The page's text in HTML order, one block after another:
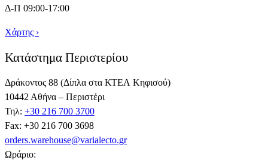
Δ-Π 09:00-17:00
Χάρτης ›
Κατάστημα Περιστερίου
Δράκοντος 88 (Δίπλα στα ΚΤΕΛ Κηφισού)
10442 Αθήνα – Περιστέρι
Τηλ: +30 216 700 3700
Fax: +30 216 700 3698
orders.warehouse@varialecto.gr
Ωράριο: